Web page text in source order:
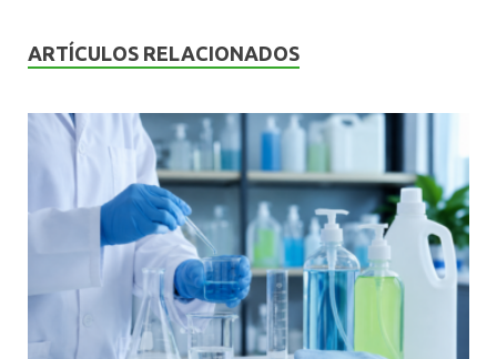
b
o
k
er l
s
p
p
dI
ARTÍCULOS RELACIONADOS